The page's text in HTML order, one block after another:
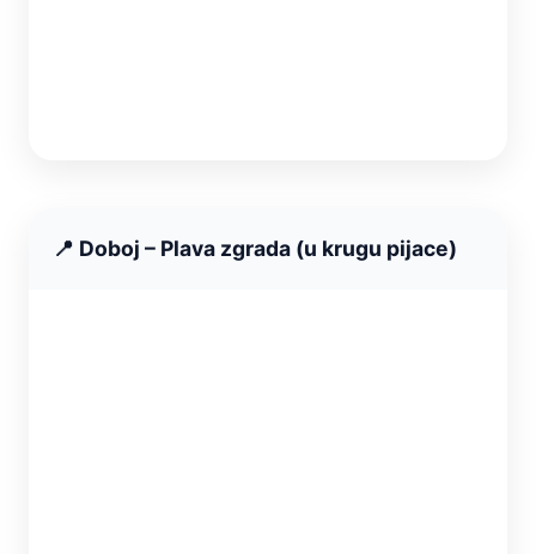
📍 Doboj – Plava zgrada (u krugu pijace)